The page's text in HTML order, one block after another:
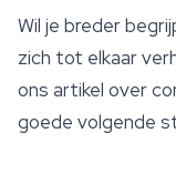
Wil je breder
zich tot elkaar
ons artikel over
goede volgende